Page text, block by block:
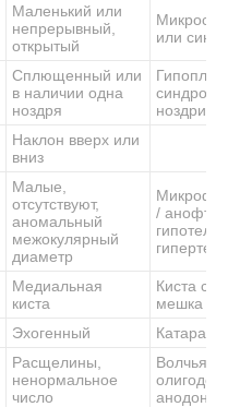
Маленький или
непрерывный,
открытый
или
Сплющенный или
в наличии одна
ноздря
синдром
ноздри
Наклон вверх или
вниз
Малые,
отсутствуют,
аномальный
межокулярный
диаметр
/
Медиальная
киста
Киста
мешка
Эхогенный Катаракта
Расщелины,
ненормальное
число
Волчья